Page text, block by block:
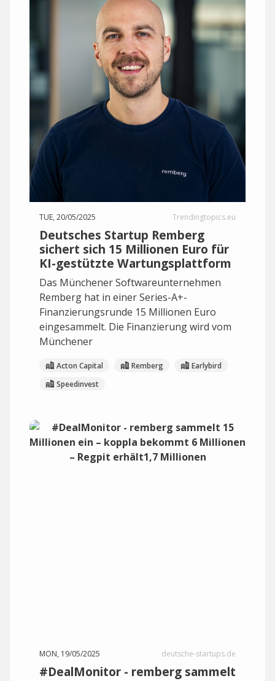
TUE, 20/05/2025 Trendingtopics.eu
Deutsches Startup Remberg
sichert sich 15 Millionen Euro für
KI-gestützte Wartungsplattform
Das Münchener Softwareunternehmen
Remberg hat in einer Series-A+-
Finanzierungsrunde 15 Millionen Euro
eingesammelt. Die Finanzierung wird vom
Münchener
Acton Capital Remberg
Earlybird
Speedinvest
MON, 19/05/2025 deutsche-startups.de
#DealMonitor - remberg sammelt